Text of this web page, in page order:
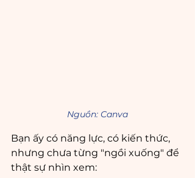
Nguồn: Canva
Bạn ấy có năng lực, có kiến thức,
nhưng chưa từng "ngồi xuống" để
thật sự nhìn xem: